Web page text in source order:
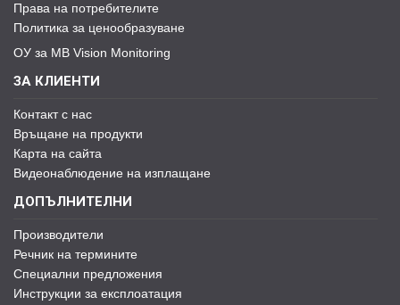
Права на потребителите
Политика за ценообразуване
ОУ за MB Vision Monitoring
ЗА КЛИЕНТИ
Контакт с нас
Връщане на продукти
Карта на сайта
Видеонаблюдение на изплащане
ДОПЪЛНИТЕЛНИ
Производители
Речник на термините
Специални предложения
Инструкции за експлоатация